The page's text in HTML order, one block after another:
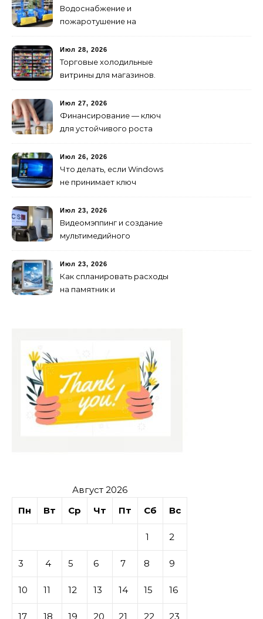
изменилось навсегда
Водоснабжение и
пожаротушение на
оборудование
предусмотреть заранее
Июл 28, 2026
Торговые холодильные
витрины для магазинов.
Июл 27, 2026
Финансирование — ключ
для устойчивого роста
Июл 26, 2026
Что делать, если Windows
не принимает ключ
Июл 23, 2026
Видеомэппинг и создание
мультимедийного
будущего для пространств
Июл 23, 2026
Как спланировать расходы
на памятник и
Август 2026
Пн
Вт Ср Чт Пт Сб Вс
1 2
3 4 5 6 7 8 9
10 11 12 13 14 15 16
17 18 19 20 21 22 23